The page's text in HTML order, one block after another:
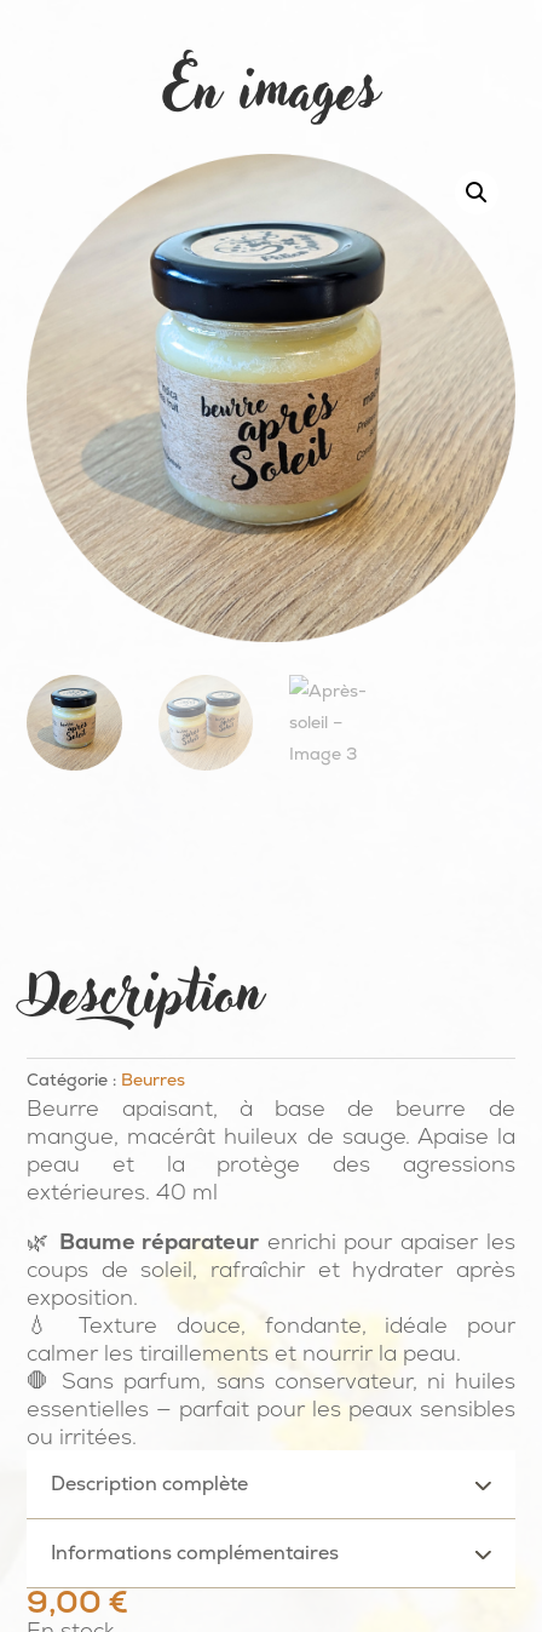
En images
Description
Catégorie : Beurres
Beurre apaisant, à base de beurre de
mangue, macérât huileux de sauge. Apaise la
peau et la protège des agressions
extérieures. 40 ml
🌿 Baume réparateur enrichi pour apaiser les
coups de soleil, rafraîchir et hydrater après
exposition.
💧 Texture douce, fondante, idéale pour
calmer les tiraillements et nourrir la peau.
🛑 Sans parfum, sans conservateur, ni huiles
essentielles — parfait pour les peaux sensibles
ou irritées.
Description complète
Informations complémentaires
9,00€